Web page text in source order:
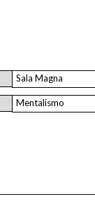
Sala Magna
Mentalismo